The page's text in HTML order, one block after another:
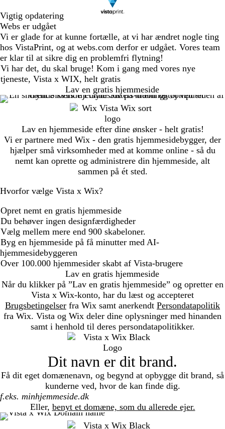
Vigtig opdatering
Webs er udgået
Vi er glade for at kunne fortælle, at vi har ændret nogle ting
hos VistaPrint, og at webs.com derfor er udgået. Vores team
er klar til at sikre dig en problemfri flytning!
Vi har det, du skal bruge! Kom i gang med vores nye
tjeneste, Vista x WIX, helt gratis
Lav en gratis hjemmeside
Lav en hjemmeside efter dine ønsker - helt gratis!
Vi er partnere med Wix - den gratis hjemmesidebygger, der
hjælper små virksomheder med at komme online - så du
nemt kan oprette og administrere din hjemmeside, alt
sammen på ét sted.
Hvorfor vælge Vista x Wix?
Opret nemt en gratis hjemmeside
Du behøver ingen designfærdigheder
Vælg mellem mere end 900 skabeloner.
Byg en hjemmeside på få minutter med AI-
hjemmesidebyggeren
Over 100.000 hjemmesider skabt af Vista-brugere
Lav en gratis hjemmeside
Når du klikker på ”Lav en gratis hjemmeside” og opretter en
Vista x Wix-konto, har du læst og accepteret
Brugsbetingelser fra Wix samt anerkendt Persondatapolitik
fra Wix. Vista og Wix deler dine oplysninger med hinanden
samt i henhold til deres persondatapolitikker.
Dit navn er dit brand.
Få dit eget domænenavn, og begynd at opbygge dit brand, så
kunderne ved, hvor de kan finde dig.
Search
Eller, benyt et domæne, som du allerede ejer.